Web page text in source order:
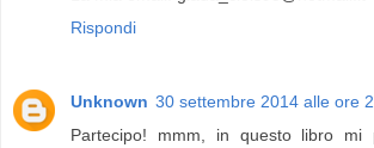
Rispondi
Unknown 30 settembre 2014 alle ore
Partecipo! mmm, in questo libro mi